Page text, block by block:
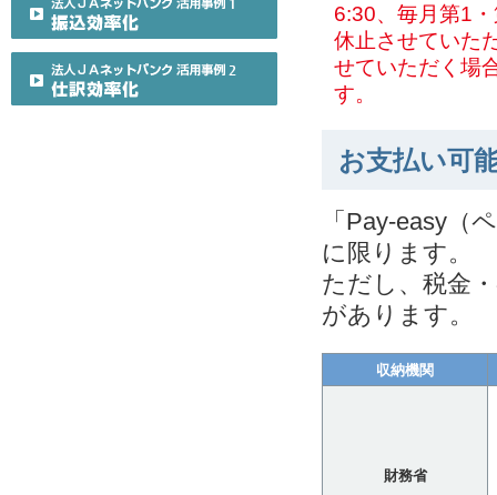
6:30、毎月第1
休止させていた
せていただく場
す。
お支払い可
「Pay-easy（
に限ります。
ただし、税金
があります。
収納機関
財務省